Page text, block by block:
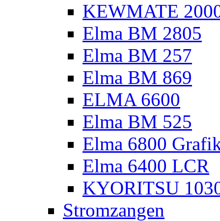
KEWMATE
Elma BM 2805
Elma BM 257
Elma BM 869
ELMA 6600
Elma BM 525
Elma 6800
Elma 6400 LCR
KYORITSU
Stromzangen